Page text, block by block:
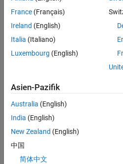
weiter
fassen
oder
alle
Stellenangebote
anzeigen .
noch
keine
offenen
Stellen
können,
die
France (Français)
Ireland (English)
Italia (Italiano)
Luxembourg (English)
Asien-Pazifik
Australia (English)
India (English)
New Zealand (English)
中国
简体中文